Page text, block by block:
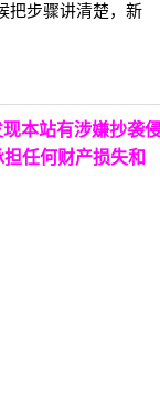
把步骤讲清楚，新
本站有涉嫌抄袭
任何财产损失和